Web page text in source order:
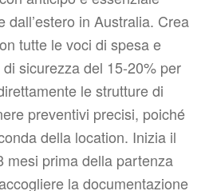
dall’estero in Australia. Crea
tutte le voci di spesa e
sicurezza del 15-20% per
le strutture di
preventivi precisi, poiché
della location. Inizia il
mesi prima della partenza
la documentazione